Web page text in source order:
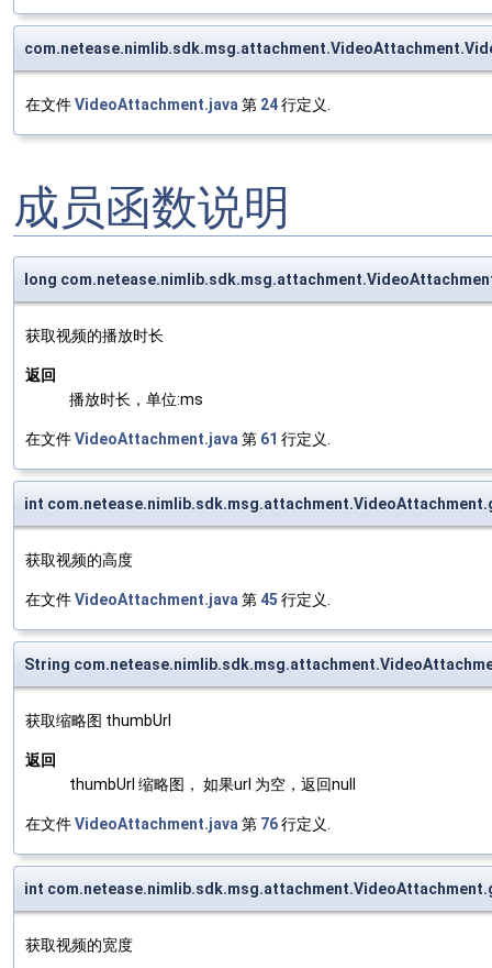
在文件VideoAttachment.java第 24行定义.
成员函数说明
long
获取视频的播放时长
返回
播放时长，单位:ms
在文件VideoAttachment.java 第 61 行定义.
int
获取视频的高度
在文件VideoAttachment.java 第 45 行定义.
String
获取缩略图 thumbUrl
返回
thumbUrl 缩略图， 如果url 为空，返回null
在文件VideoAttachment.java 第 76行定义.
int
获取视频的宽度